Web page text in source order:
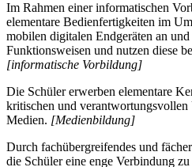
Im Rahmen einer informatischen
elementare Bedienfertigkeiten im
mobilen digitalen Endgeräten an
Funktionsweisen und nutzen diese
[informatische Vorbildung]
Die Schüler erwerben elementare
kritischen und
Medien. [Medienbildung]
Durch fachübergreifendes und
die Schüler eine enge Verbindung